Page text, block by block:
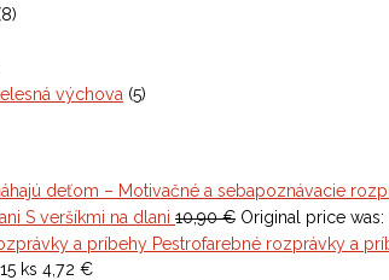
výchova (5)
S veršíkmi na dlani 10,90€ Original price was:
Pestrofarebné rozprávky a
ks 4,72 €